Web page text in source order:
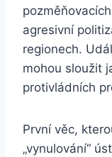
agresivní
regionech.
mohou sloužit
protivládních
První věc,
„vynulování“